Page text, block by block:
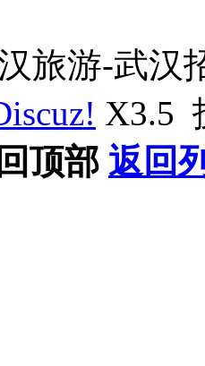
旅游-武汉
X3.5
顶部 返回